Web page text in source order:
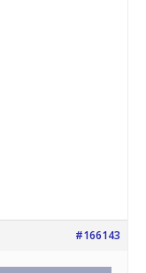
#166143